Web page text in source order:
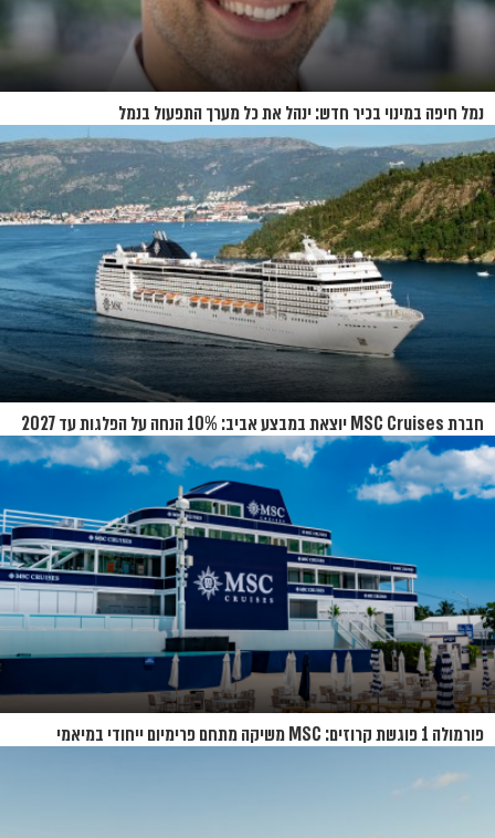
נמל חיפה במינוי בכיר חדש: ינהל את כל מערך התפעול בנמל
חברת MSC Cruises יוצאת במבצע אביב: 10% הנחה על הפלגות עד 2027
פורמולה 1 פוגשת קרוזים: MSC משיקה מתחם פרימיום ייחודי במיאמי